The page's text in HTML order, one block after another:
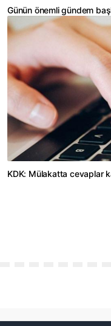
Günün önemli gündem
KDK: Mülakatta cevaplar